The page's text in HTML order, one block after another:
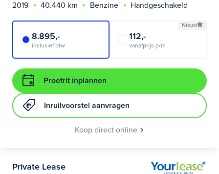
2019
40.440 km Benzine Handgeschakeld
8.895,-
inclusief btw
Nieuw
112,-
vanafprijs p/m
Proefrit inplannen
Inruilvoorstel aanvragen
Koop direct online
Private Lease